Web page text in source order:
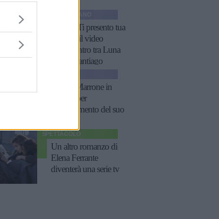
Belen: "Ti presento tua
sorella", il video
dell'incontro tra Luna
Marì e Santiago
Emma Marrone in
lacrime per
l'annullamento del suo
SPETTACOLO
Un altro romanzo di
Elena Ferrante
diventerà una serie tv